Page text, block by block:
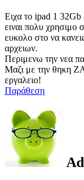
Ειχα το ipad 1
ειναι πολυ χρησιμο
ευκολο στο να
αρχειων.
Περιμενω την νεα
Μαζι με την θηκη
εργαλειο!
Παράθεση
Ad